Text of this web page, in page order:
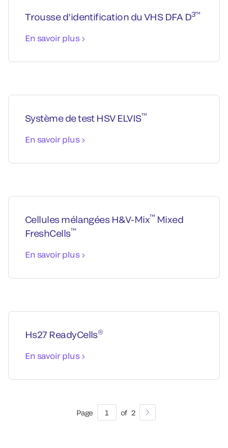
Trousse d’identification du VHS DFA D3™
En savoir plus
Système de test HSV ELVIS™
En savoir plus
Cellules mélangées H&V-Mix™ Mixed
FreshCells™
En savoir plus
Hs27 ReadyCells®
En savoir plus
Page 1 of 2